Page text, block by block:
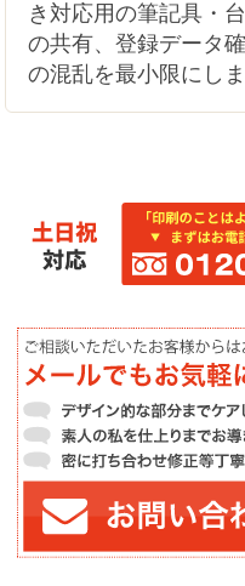
き対応用の筆記具・
の共有、登録データ
の混乱を最小限にしま